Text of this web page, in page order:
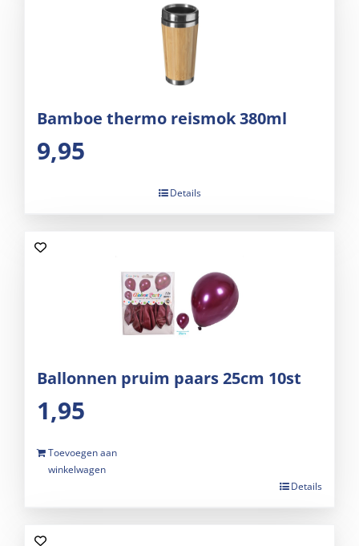
Bamboe thermo reismok 380ml
9,95
Details
Ballonnen pruim paars 25cm 10st
1,95
Toevoegen aan
winkelwagen
Details